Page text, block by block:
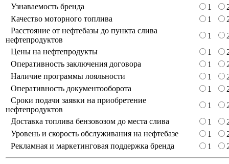
Узнаваемость бренда
1
Качество моторного топлива
1
Расстояние от нефтебазы до пункта слива
нефтепродуктов
1
Цены на нефтепродукты
1
Оперативность заключения договора
1
Наличие программы лояльности
1
Оперативность документооборота
1
Сроки подачи заявки на приобретение
нефтепродуктов
1
Доставка топлива бензовозом до места слива
1
Уровень и скорость обслуживания на нефтебазе
1
Рекламная и маркетинговая поддержка бренда
1